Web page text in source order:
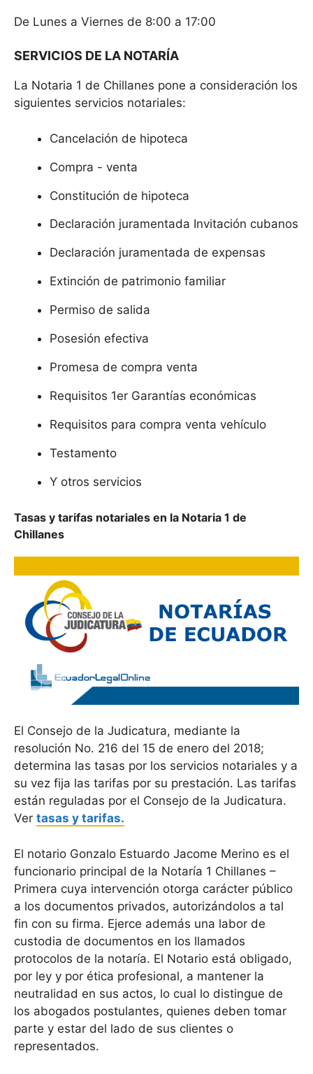
De Lunes a Viernes de 8:00 a 17:00
SERVICIOS DE LA NOTARÍA
La Notaria 1 de Chillanes pone a consideración los
siguientes servicios notariales:
Cancelación de hipoteca
Compra - venta
Constitución de hipoteca
Declaración juramentada Invitación cubanos
Declaración juramentada de expensas
Extinción de patrimonio familiar
Permiso de salida
Posesión efectiva
Promesa de compra venta
Requisitos 1er Garantías económicas
Requisitos para compra venta vehículo
Testamento
Y otros servicios
Tasas y tarifas notariales en la Notaria 1 de
Chillanes
El Consejo de la Judicatura, mediante la
resolución No. 216 del 15 de enero del 2018;
determina las tasas por los servicios notariales y a
su vez fija las tarifas por su prestación. Las tarifas
están reguladas por el Consejo de la Judicatura.
Ver tasas y tarifas.
El notario Gonzalo Estuardo Jacome Merino es el
funcionario principal de la Notaría 1 Chillanes –
Primera cuya intervención otorga carácter público
a los documentos privados, autorizándolos a tal
fin con su firma. Ejerce además una labor de
custodia de documentos en los llamados
protocolos de la notaría. El Notario está obligado,
por ley y por ética profesional, a mantener la
neutralidad en sus actos, lo cual lo distingue de
los abogados postulantes, quienes deben tomar
parte y estar del lado de sus clientes o
representados.